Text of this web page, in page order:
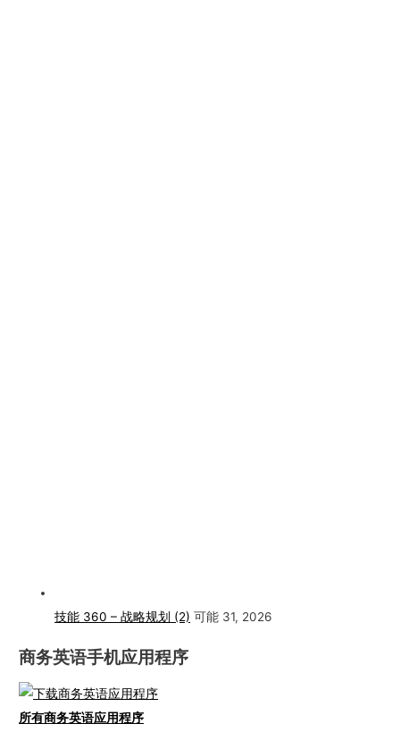
技能 360 – 战略规划 (2) 可能 31, 2026
商务英语手机应用程序
所有商务英语应用程序